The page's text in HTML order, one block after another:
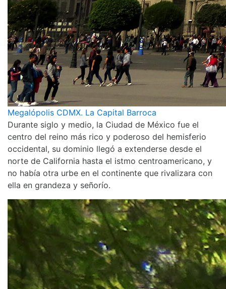
Megalópolis CDMX. La Capital Barroca
Durante siglo y medio, la Ciudad de México fue el
centro del reino más rico y poderoso del hemisferio
occidental, su dominio llegó a extenderse desde el
norte de California hasta el istmo centroamericano, y
no había otra urbe en el continente que rivalizara con
ella en grandeza y señorío.